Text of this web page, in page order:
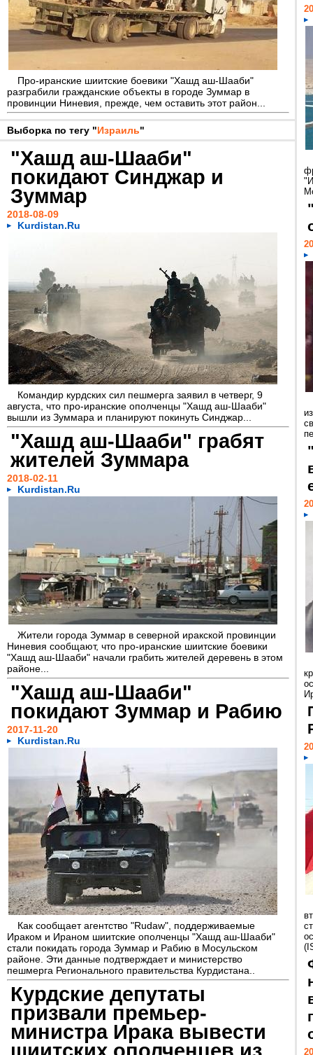
Про-иранские шиитские боевики "Хашд аш-Шааби"
разграбили гражданские объекты в городе Зуммар в
провинции Ниневия, прежде, чем оставить этот район...
Выборка по тегу "Израиль"
"Хашд аш-Шааби"
покидают Синджар и
Зуммар
2018-08-09
Kurdistan.Ru
Командир курдских сил пешмерга заявил в четверг, 9
августа, что про-иранские ополченцы "Хашд аш-Шааби"
вышли из Зуммара и планируют покинуть Синджар...
"Хашд аш-Шааби" грабят
жителей Зуммара
2018-02-11
Kurdistan.Ru
Жители города Зуммар в северной иракской провинции
Ниневия сообщают, что про-иранские шиитские боевики
"Хашд аш-Шааби" начали грабить жителей деревень в этом
районе...
"Хашд аш-Шааби"
покидают Зуммар и Рабию
2017-11-20
Kurdistan.Ru
Как сообщает агентство "Rudaw", поддерживаемые
Ираком и Ираном шиитские ополченцы "Хашд аш-Шааби"
стали покидать города Зуммар и Рабию в Мосульском
районе. Эти данные подтверждает и министерство
пешмерга Регионального правительства Курдистана..
Курдские депутаты
призвали премьер-
министра Ирака вывести